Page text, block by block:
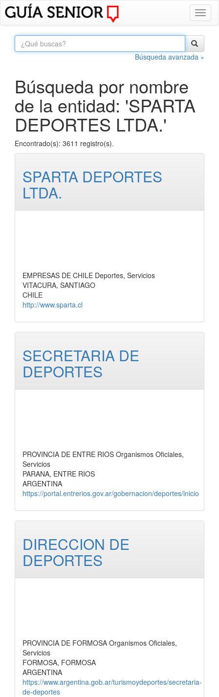
Búsqueda avanzada »
Búsqueda por nombre
de la entidad: 'SPARTA
DEPORTES LTDA.'
Encontrado(s): 3611 registro(s).
SPARTA DEPORTES
LTDA.
EMPRESAS DE CHILE Deportes, Servicios
VITACURA, SANTIAGO
CHILE
http://www.sparta.cl
SECRETARIA DE
DEPORTES
PROVINCIA DE ENTRE RIOS Organismos Oficiales,
Servicios
PARANA, ENTRE RIOS
ARGENTINA
https://portal.entrerios.gov.ar/gobernacion/deportes/inicio
DIRECCION DE
DEPORTES
PROVINCIA DE FORMOSA Organismos Oficiales,
Servicios
FORMOSA, FORMOSA
ARGENTINA
https://www.argentina.gob.ar/turismoydeportes/secretaria-
de-deportes